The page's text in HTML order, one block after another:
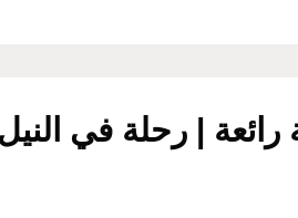
رائعة | رحلة في النيل